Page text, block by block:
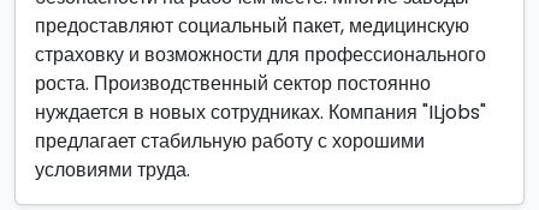
предоставляют социальный пакет, медицинскую
страховку и возможности для профессионального
роста. Производственный сектор постоянно
нуждается в новых сотрудниках. Компания "ILjobs"
предлагает стабильную работу с хорошими
условиями труда.